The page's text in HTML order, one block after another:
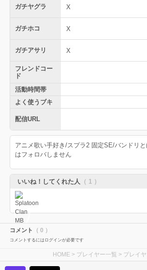
ガチヤグラ X
ガチホコ X
ガチアサリ X
フレンドコー
ド
活動時間帯
よく使うブキ
配信URL
アニメ歌い手好き/スプラ2 固定SE/バンドリ
はフォロバしません
いいね！してくれた人 （ 1 ）
コメント （ 0 ）
コメントするにはログインが必要です
HOME > プレイヤー一覧 > プレイ